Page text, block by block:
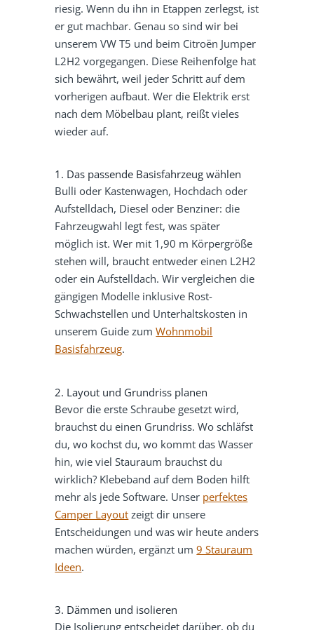
riesig. Wenn du ihn in Etappen zerlegst, ist
er gut machbar. Genau so sind wir bei
unserem VW T5 und beim Citroën Jumper
L2H2 vorgegangen. Diese Reihenfolge hat
sich bewährt, weil jeder Schritt auf dem
vorherigen aufbaut. Wer die Elektrik erst
nach dem Möbelbau plant, reißt vieles
wieder auf.
1. Das passende Basisfahrzeug wählen
Bulli oder Kastenwagen, Hochdach oder
Aufstelldach, Diesel oder Benziner: die
Fahrzeugwahl legt fest, was später
möglich ist. Wer mit 1,90 m Körpergröße
stehen will, braucht entweder einen L2H2
oder ein Aufstelldach. Wir vergleichen die
gängigen Modelle inklusive Rost-
Schwachstellen und Unterhaltskosten in
unserem Guide zumWohnmobil
Basisfahrzeug.
2. Layout und Grundriss planen
Bevor die erste Schraube gesetzt wird,
brauchst du einen Grundriss. Wo schläfst
du, wo kochst du, wo kommt das Wasser
hin, wie viel Stauraum brauchst du
wirklich? Klebeband auf dem Boden hilft
mehr als jede Software. Unser perfektes
Camper Layout zeigt dir unsere
Entscheidungen und was wir heute anders
machen würden, ergänzt um9 Stauraum
Ideen.
3. Dämmen und isolieren
Die Isolierung entscheidet darüber, ob du